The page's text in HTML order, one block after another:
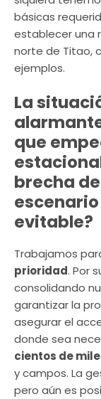
básicas
establecer una
norte de Titao,
ejemplos.
La
que
brecha
evitable?
Trabajamos
prioridad. Por
consolidando
garantizar la
asegurar el
donde sea
cientos de
y campos. La
pero aún es